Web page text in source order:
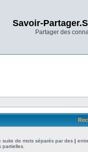
Savoir-
Partager des
de mots séparés par des |